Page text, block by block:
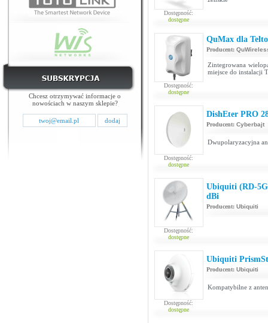
Chcesz otrzymywać informacje o
nowościach w naszym sklepie?
Dostępność:
dostępne
Dostępność:
dostępne
QuMax dla
Producent:
Zintegrowana
miejsce do instalacji
Dostępność:
dostępne
DishEter PRO
Producent: Cyberbajt
Dwupolaryzacyjna
Dostępność:
dostępne
Ubiquiti (RD-
dBi
Producent: Ubiquiti
Dostępność:
dostępne
Ubiquiti
Producent: Ubiquiti
Kompatybilne z